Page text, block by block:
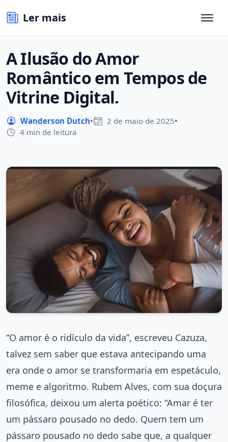
Ler mais
A Ilusão do Amor
Romântico em Tempos de
Vitrine Digital.
Wanderson Dutch• 2 de maio de 2025•
4 min de leitura
“O amor é o ridículo da vida”, escreveu Cazuza,
talvez sem saber que estava antecipando uma
era onde o amor se transformaria em espetáculo,
meme e algoritmo. Rubem Alves, com sua doçura
filosófica, deixou um alerta poético: “Amar é ter
um pássaro pousado no dedo. Quem tem um
pássaro pousado no dedo sabe que, a qualquer